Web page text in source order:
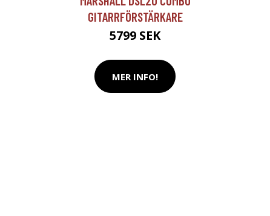
GITARRFÖRSTÄRKARE
5799 SEK
MER INFO!